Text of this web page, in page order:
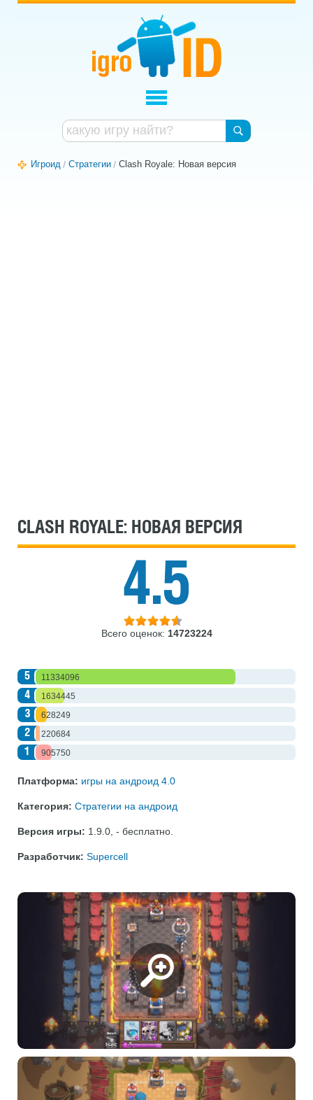
Игроид Стратегии Clash Royale: Новая версия
CLASH ROYALE: НОВАЯ ВЕРСИЯ
4.5
Всего оценок: 14723224
5 11334096
4 1634445
3 628249
2 220684
1 905750
Платформа: игры на андроид 4.0
Категория: Стратегии на андроид
Версия игры: 1.9.0 - бесплатно
Разработчик: Supercell